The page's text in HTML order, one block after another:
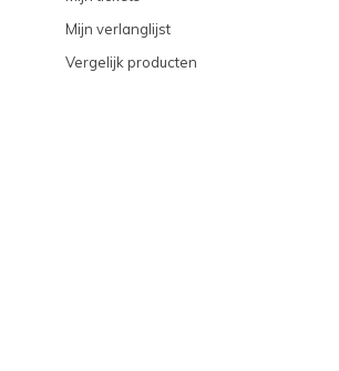
Mijn verlanglijst
Vergelijk producten